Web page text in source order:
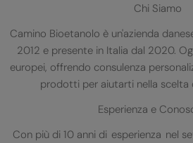
Chi Siamo
Camino Bioetanolo è un'azienda
2012 e presente in Italia dal 2020.
europei, offrendo consulenza
prodotti per aiutarti nella scelta
Esperienza e
Con più di 10 anni di esperienza nel